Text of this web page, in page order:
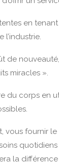
en
l’industrie.
de
miracles ».
du corps en
vous fournir
la